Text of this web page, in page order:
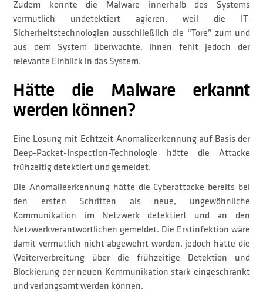
Zudem konnte die Malware innerhalb des Systems
vermutlich undetektiert agieren, weil die IT-
Sicherheitstechnologien ausschließlich die “Tore” zum und
aus dem System überwachte. Ihnen fehlt jedoch der
relevante Einblick in das System.
Hätte die Malware erkannt
werden können?
Eine Lösung mit Echtzeit-Anomalieerkennung auf Basis der
Deep-Packet-Inspection-Technologie hätte die Attacke
frühzeitig detektiert und gemeldet.
Die Anomalieerkennung hätte die Cyberattacke bereits bei
den ersten Schritten als neue, ungewöhnliche
Kommunikation im Netzwerk detektiert und an den
Netzwerkverantwortlichen gemeldet. Die Erstinfektion wäre
damit vermutlich nicht abgewehrt worden, jedoch hätte die
Weiterverbreitung über die frühzeitige Detektion und
Blockierung der neuen Kommunikation stark eingeschränkt
und verlangsamt werden können.